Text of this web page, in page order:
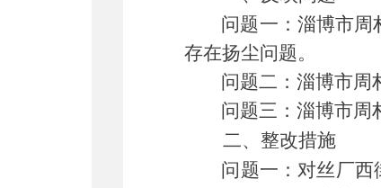
问题一：淄博市周
存在扬尘问题。
问题二：淄博市周
问题三：淄博市周
二、整改措施
问题一：对丝厂西